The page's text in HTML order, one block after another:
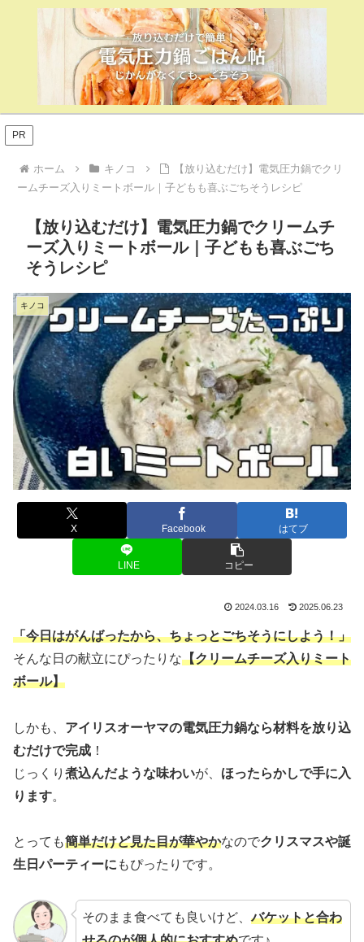
PR
ホーム キノコ
【放り込むだけ】電気圧力鍋でクリ
ームチーズ入りミートボール｜子どもも喜ぶごちそうレシピ
【放り込むだけ】電気圧力鍋でクリームチ
ーズ入りミートボール｜子どもも喜ぶごち
そうレシピ
キノコ
X Facebook はてブ
LINE コピー
2024.03.16 2025.06.23
「今日はがんばったから、ちょっとごちそうにしよう！」
そんな日の献立にぴったりな【クリームチーズ入りミート
ボール】
しかも、 アイリスオーヤマの電気圧力鍋なら材料を放り込
むだけで完成 ！
じっくり 煮込んだような味わいが、 ほったらかしで手に入
ります。
とっても簡単だけど見た目が華やかなのでクリスマスや誕
生日パーティーに もぴったりです。
そのまま食べても良いけど、バケットと合わ